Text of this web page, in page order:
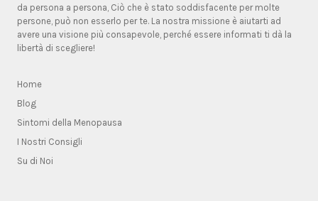
da persona a persona, Ciò che è stato soddisfacente per molte
persone, può non esserlo per te. La nostra missione è aiutarti ad
avere una visione più consapevole, perché essere informati ti dà la
libertà di scegliere!
Home
Blog
Sintomi della Menopausa
I Nostri Consigli
Su di Noi